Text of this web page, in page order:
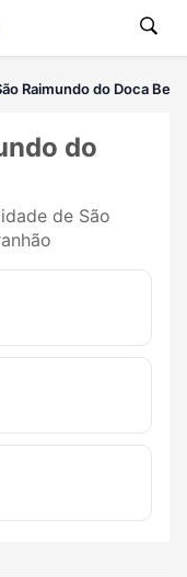
Raimundo do Doca
do
de São